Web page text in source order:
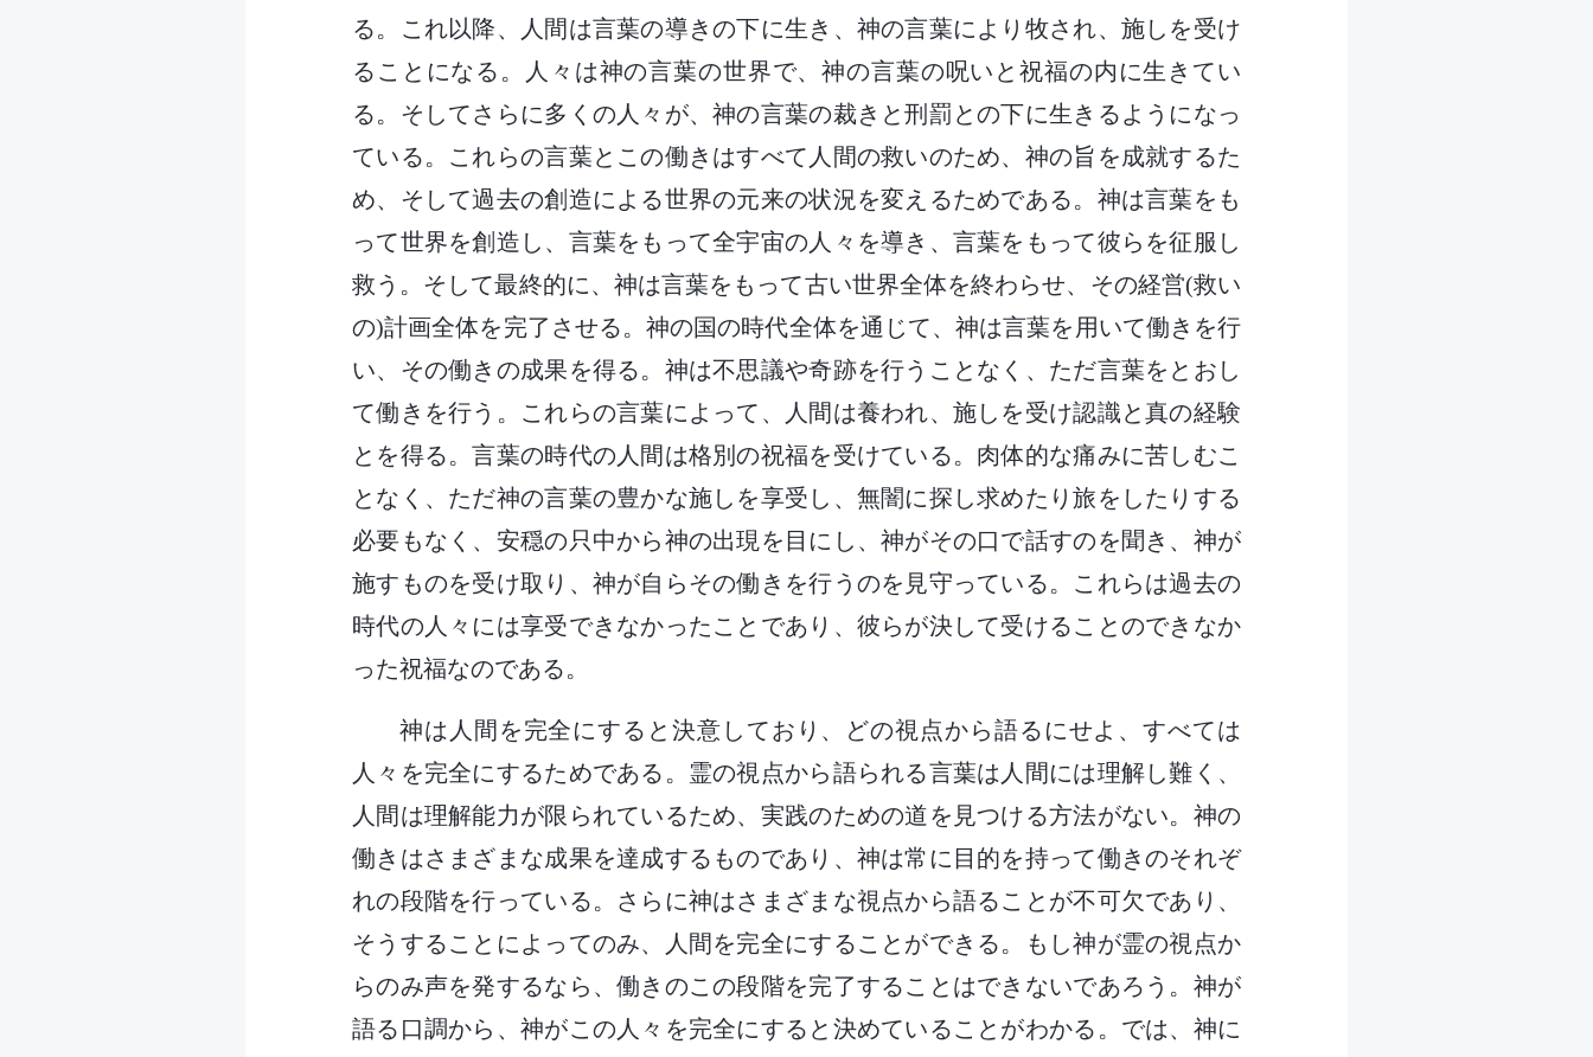
る。これ以降、人間は言葉の導きの下に生き、神の言葉により牧され、施しを受け
ることになる。人々は神の言葉の世界で、神の言葉の呪いと祝福の内に生きてい
る。そしてさらに多くの人々が、神の言葉の裁きと刑罰との下に生きるようになっ
ている。これらの言葉とこの働きはすべて人間の救いのため、神の旨を成就するた
め、そして過去の創造による世界の元来の状況を変えるためである。神は言葉をも
って世界を創造し、言葉をもって全宇宙の人々を導き、言葉をもって彼らを征服し
救う。そして最終的に、神は言葉をもって古い世界全体を終わらせ、その経営(救い
の)計画全体を完了させる。神の国の時代全体を通じて、神は言葉を用いて働きを行
い、その働きの成果を得る。神は不思議や奇跡を行うことなく、ただ言葉をとおし
て働きを行う。これらの言葉によって、人間は養われ、施しを受け認識と真の経験
とを得る。言葉の時代の人間は格別の祝福を受けている。肉体的な痛みに苦しむこ
となく、ただ神の言葉の豊かな施しを享受し、無闇に探し求めたり旅をしたりする
必要もなく、安穏の只中から神の出現を目にし、神がその口で話すのを聞き、神が
施すものを受け取り、神が自らその働きを行うのを見守っている。これらは過去の
時代の人々には享受できなかったことであり、彼らが決して受けることのできなか
った祝福なのである。
神は人間を完全にすると決意しており、どの視点から語るにせよ、すべては
人々を完全にするためである。霊の視点から語られる言葉は人間には理解し難く、
人間は理解能力が限られているため、実践のための道を見つける方法がない。神の
働きはさまざまな成果を達成するものであり、神は常に目的を持って働きのそれぞ
れの段階を行っている。さらに神はさまざまな視点から語ることが不可欠であり、
そうすることによってのみ、人間を完全にすることができる。もし神が霊の視点か
らのみ声を発するなら、働きのこの段階を完了することはできないであろう。神が
語る口調から、神がこの人々を完全にすると決めていることがわかる。では、神に